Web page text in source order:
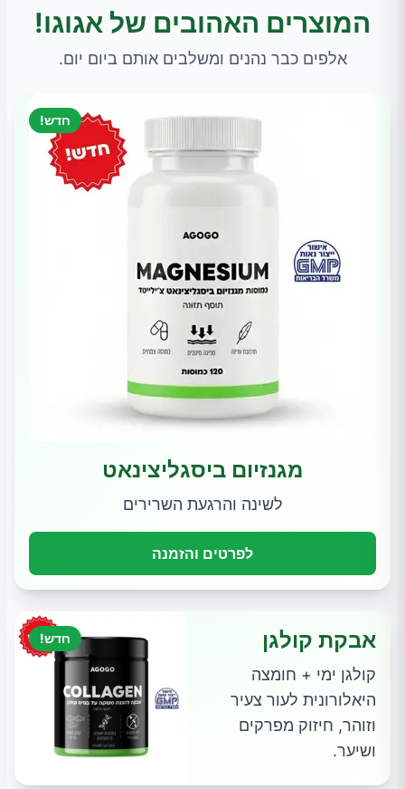
המוצרים האהובים של אגוגו!
אלפים כבר נהנים ומשלבים אותם ביום יום.
חדש!
מגנזיום ביסגליצינאט
לשינה והרגעת השרירים
לפרטים והזמנה
חדש! אבקת קולגן
קולגן ימי + חומצה
היאלורונית לעור צעיר
וזוהר, חיזוק מפרקים
ושיער.